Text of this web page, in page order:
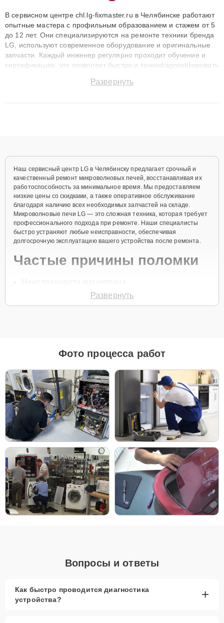
В сервисном центре chl.lg-fixmaster.ru в Челябинске работают
опытные мастера с профильным образованием и стажем от 5
до 12 лет. Они специализируются на ремонте техники бренда
LG, используют современное оборудование и оригинальные
запчасти. Каждый инженер регулярно проходит обучение и
сертификацию, что позволяет быстро и точноdiagnostikировать
до 3 лет. Наши мастера решают сложные случаи: от замены
Развернуть
Наш сервисный центр LG в Челябинску предлагает срочный и
качественный ремонт микроволновых печей, восстанавливая их
работоспособность за минимальное время. Мы предоставляем
низкие цены со скидками, а также оперативное обслуживание
благодаря наличию всех необходимых запчастей на складе.
Микроволновые печи LG — это сложная техника, которая требует
профессионального подхода при ремонте. Наши специалисты
быстро устраняют любые неисправности, обеспечивая
долгосрочную эксплуатацию вашего устройства после ремонта.
Частые причины поломки
Проблемы с панелью управления
Для начала ремонта свяжитесь с нами по телефону
течение минуты для уточнения всех вопросов и записи на
диагностику и обслуживание. Мы предлагаем быстрое решение
любых проблем с вашей микроволновой печью, независимо от
сложности неисправности.
Главные особенности
сервиса:
Низкие цены и скидки
— доступные цены для
всех клиентов и постоянные акции.
Срочный ремонт— восстановление работы
микроволновой печи в минимальные сроки.
Доставка и выезд— удобные условия доставки
техники в сервисный центр или выезда мастера
долговечности выполненных работ.
Сервисный центр предлагает профессиональный ремонт
Развернуть
Фото процесса работ
Вопросы и ответы
Как быстро проводится диагностика
устройства?
+